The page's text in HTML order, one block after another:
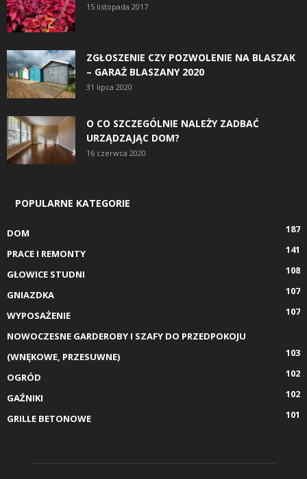
15 listopada 2017
ZGŁOSZENIE CZY POZWOLENIE NA BLASZAK
– GARAŻ BLASZANY 2020
31 lipca 2020
O CO SZCZEGÓLNIE NALEŻY ZADBAĆ
URZĄDZAJĄC DOM?
16 czerwca 2020
POPULARNE KATEGORIE
DOM
187
PRACE I REMONTY
141
GŁOWICE STUDNI
108
GNIAZDKA
107
WYPOSAŻENIE
107
NOWOCZESNE GARDEROBY I SZAFY DO PRZEDPOKOJU
(WNĘKOWE, PRZESUWNE)
103
OGRÓD
102
GAŹNIKI
102
GRILLE BETONOWE
101